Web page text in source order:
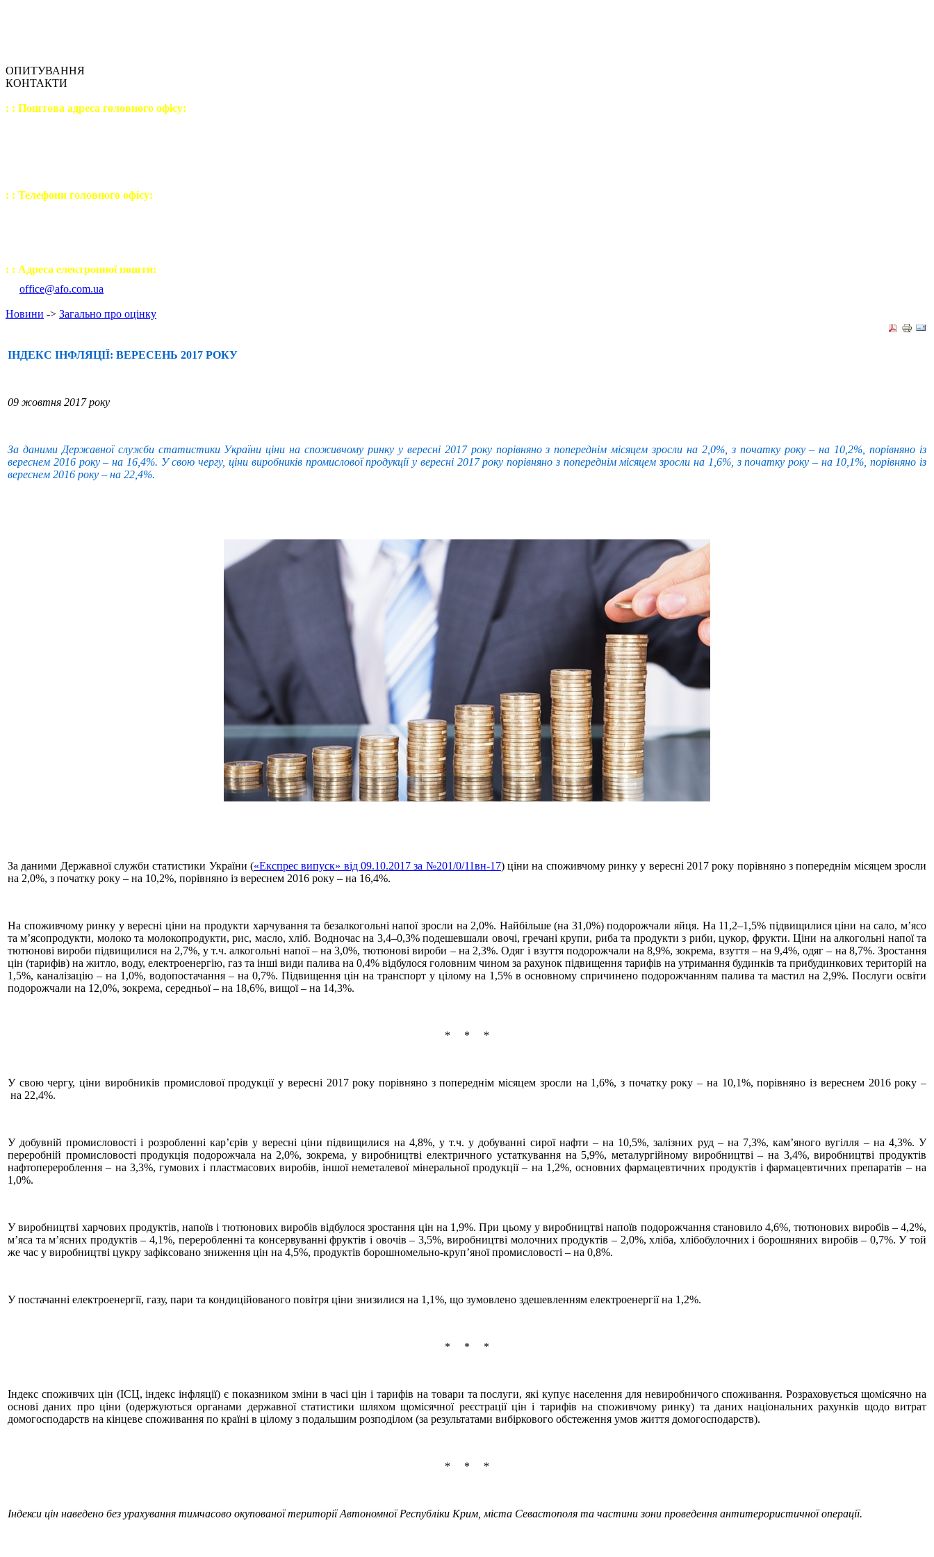
ОПИТУВАННЯ
КОНТАКТИ
: : Поштова адреса головного офісу:
: : Телефони головного офісу:
: : Адреса електронної пошти:
office@afo.com.ua
Новини -> Загально про оцінку
ІНДЕКС ІНФЛЯЦІЇ: ВЕРЕСЕНЬ 2017 РОКУ
09 жовтня 2017 року
За даними Державної служби статистики України ціни на споживчому ринку у вересні 2017 року порівняно з попереднім місяцем зросли на 2,0%, з початку року – на 10,2%, порівняно із
вереснем 2016 року – на 16,4%. У свою чергу, ціни виробників промислової продукції у вересні 2017 року порівняно з попереднім місяцем зросли на 1,6%, з початку року – на 10,1%, порівняно із
вереснем 2016 року – на 22,4%.
За даними Державної служби статистики України («Експрес випуск» від 09.10.2017 за №201/0/11вн-17) ціни на споживчому ринку у вересні 2017 року порівняно з попереднім місяцем зросли
на 2,0%, з початку року – на 10,2%, порівняно із вереснем 2016 року – на 16,4%.
На споживчому ринку у вересні ціни на продукти харчування та безалкогольні напої зросли на 2,0%. Найбільше (на 31,0%) подорожчали яйця. На 11,2–1,5% підвищилися ціни на сало, м’ясо
та м’ясопродукти, молоко та молокопродукти, рис, масло, хліб. Водночас на 3,4–0,3% подешевшали овочі, гречані крупи, риба та продукти з риби, цукор, фрукти. Ціни на алкогольні напої та
тютюнові вироби підвищилися на 2,7%, у т.ч. алкогольні напої – на 3,0%, тютюнові вироби – на 2,3%. Одяг і взуття подорожчали на 8,9%, зокрема, взуття – на 9,4%, одяг – на 8,7%. Зростання
цін (тарифів) на житло, воду, електроенергію, газ та інші види палива на 0,4% відбулося головним чином за рахунок підвищення тарифів на утримання будинків та прибудинкових територій на
1,5%, каналізацію – на 1,0%, водопостачання – на 0,7%. Підвищення цін на транспорт у цілому на 1,5% в основному спричинено подорожчанням палива та мастил на 2,9%. Послуги освіти
подорожчали на 12,0%, зокрема, середньої – на 18,6%, вищої – на 14,3%.
* * *
У свою чергу, ціни виробників промислової продукції у вересні 2017 року порівняно з попереднім місяцем зросли на 1,6%, з початку року – на 10,1%, порівняно із вереснем 2016 року –
на 22,4%.
У добувній промисловості і розробленні кар’єрів у вересні ціни підвищилися на 4,8%, у т.ч. у добуванні сирої нафти – на 10,5%, залізних руд – на 7,3%, кам’яного вугілля – на 4,3%. У
переробній промисловості продукція подорожчала на 2,0%, зокрема, у виробництві електричного устаткування на 5,9%, металургійному виробництві – на 3,4%, виробництві продуктів
нафтоперероблення – на 3,3%, гумових і пластмасових виробів, іншої неметалевої мінеральної продукції – на 1,2%, основних фармацевтичних продуктів і фармацевтичних препаратів – на
1,0%.
У виробництві харчових продуктів, напоїв і тютюнових виробів відбулося зростання цін на 1,9%. При цьому у виробництві напоїв подорожчання становило 4,6%, тютюнових виробів – 4,2%,
м’яса та м’ясних продуктів – 4,1%, переробленні та консервуванні фруктів і овочів – 3,5%, виробництві молочних продуктів – 2,0%, хліба, хлібобулочних і борошняних виробів – 0,7%. У той
же час у виробництві цукру зафіксовано зниження цін на 4,5%, продуктів борошномельно‐круп’яної промисловості – на 0,8%.
У постачанні електроенергії, газу, пари та кондиційованого повітря ціни знизилися на 1,1%, що зумовлено здешевленням електроенергії на 1,2%.
* * *
Індекс споживчих цін (ІСЦ, індекс інфляції) є показником зміни в часі цін і тарифів на товари та послуги, які купує населення для невиробничого споживання. Розраховується щомісячно на
основі даних про ціни (одержуються органами державної статистики шляхом щомісячної реєстрації цін і тарифів на споживчому ринку) та даних національних рахунків щодо витрат
домогосподарств на кінцеве споживання по країні в цілому з подальшим розподілом (за результатами вибіркового обстеження умов життя домогосподарств).
* * *
Індекси цін наведено без урахування тимчасово окупованої території Автономної Республіки Крим, міста Севастополя та частини зони проведення антитерористичної операції.